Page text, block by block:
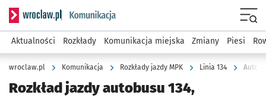
Serwis informacyjny wroclaw.pl podserwis: Komunikacja
Aktualności Rozkłady Komunikacja miejska Zmiany Piesi
wroclaw.pl Komunikacja Rozkłady jazdy MPK Linia 134
Rozkład jazdy autobusu 134,